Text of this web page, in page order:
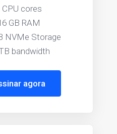
CPU cores
GB RAM
NVMe Storage
bandwidth
agora